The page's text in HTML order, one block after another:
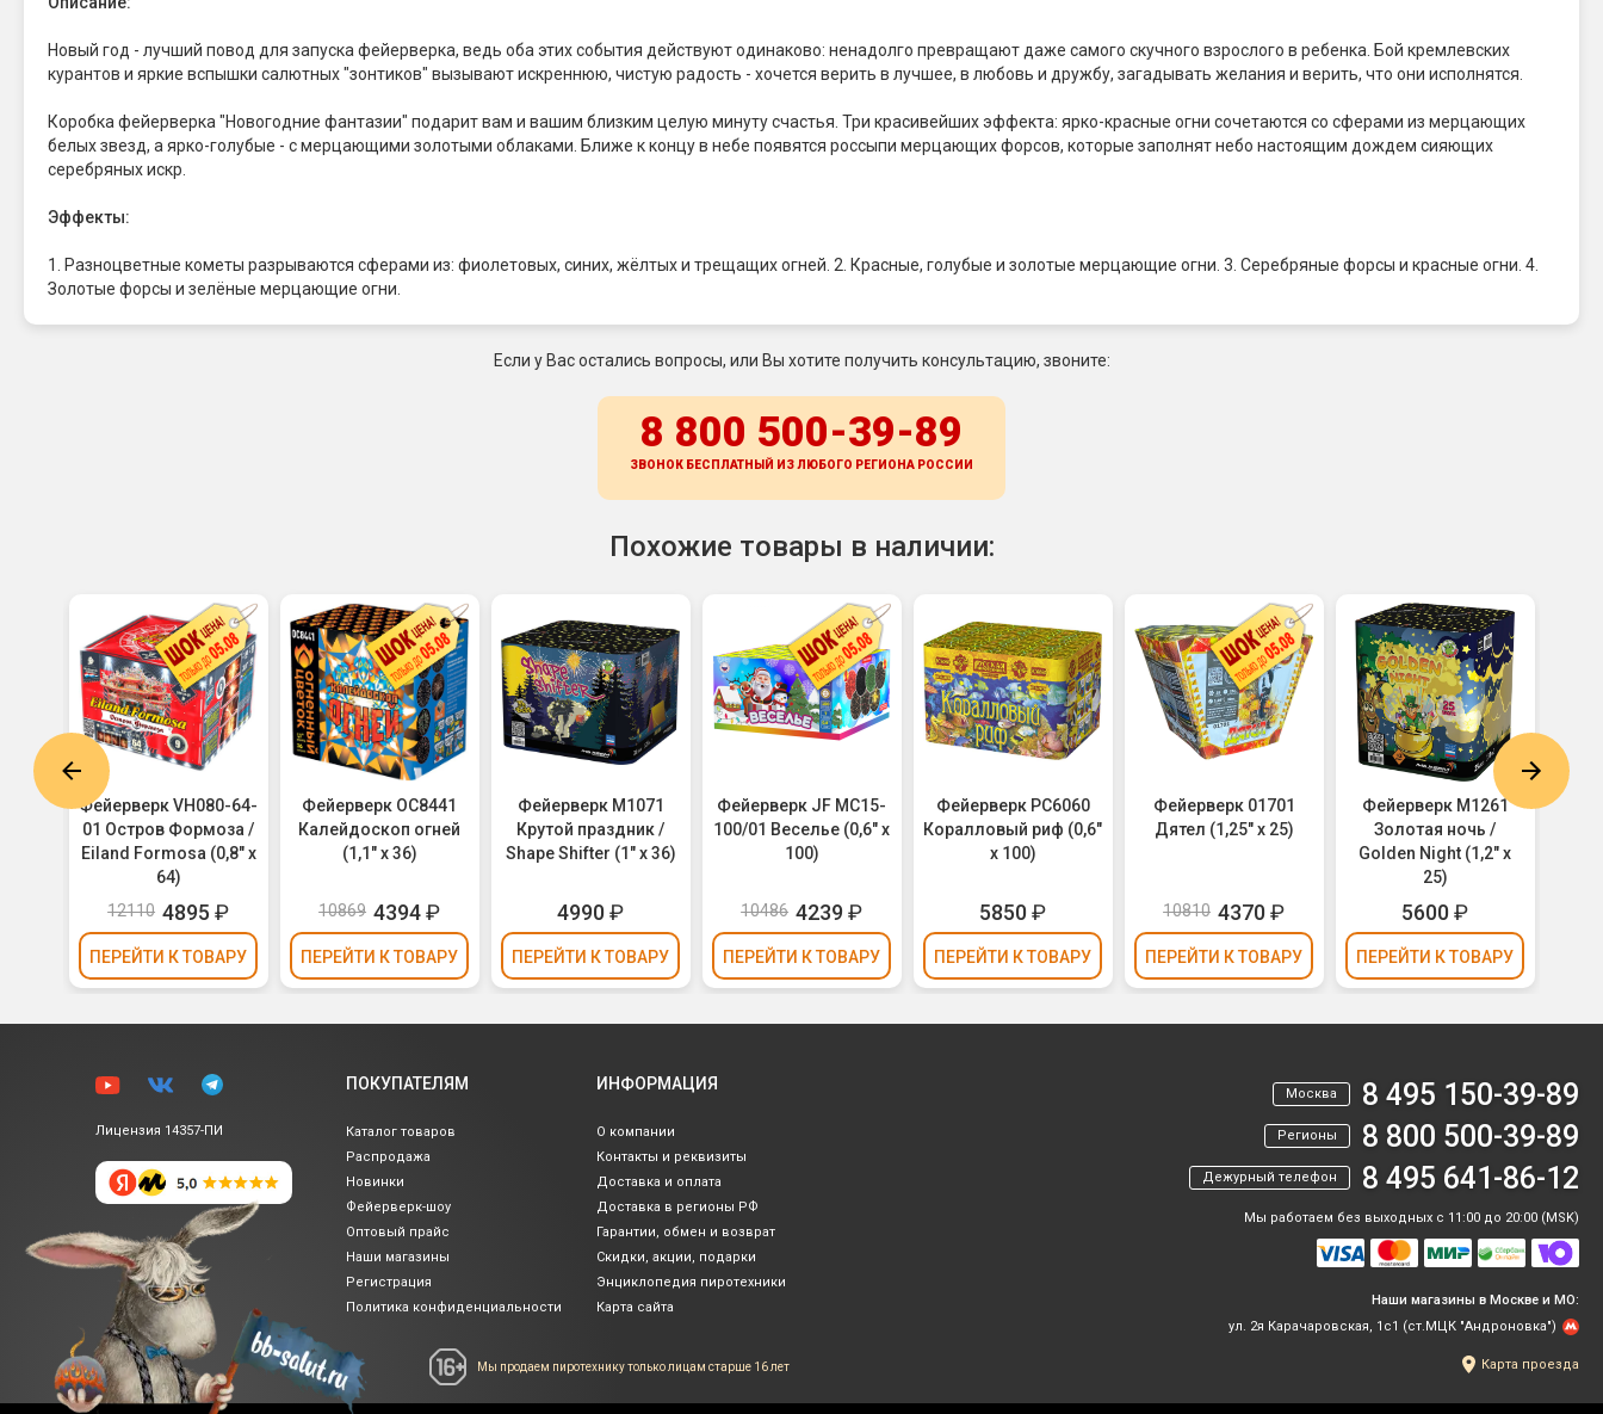
Новый год - лучший повод для запуска фейерверка, ведь оба этих события действуют одинаково: ненадолго превращают даже самого скучного взрослого в ребенка. Бой кремлевских
курантов и яркие вспышки салютных "зонтиков" вызывают искреннюю, чистую радость - хочется верить в лучшее, в любовь и дружбу, загадывать желания и верить, что они исполнятся.
Коробка фейерверка "Новогодние фантазии" подарит вам и вашим близким целую минуту счастья. Три красивейших эффекта: ярко-красные огни сочетаются со сферами из мерцающих
белых звезд, а ярко-голубые - с мерцающими золотыми облаками. Ближе к концу в небе появятся россыпи мерцающих форсов, которые заполнят небо настоящим дождем сияющих
серебряных искр.
Эффекты:
1. Разноцветные кометы разрываются сферами из: фиолетовых, синих, жёлтых и трещащих огней. 2. Красные, голубые и золотые мерцающие огни. 3. Серебряные форсы и красные огни. 4.
Золотые форсы и зелёные мерцающие огни.
Если у Вас остались вопросы, или Вы хотите получить консультацию, звоните:
8 800 500-39-89
ЗВОНОК БЕСПЛАТНЫЙ ИЗ ЛЮБОГО РЕГИОНА РОССИИ
Похожие товары в наличии:
Фейерверк VH080-64-
01 Остров Формоза /
Eiland Formosa (0,8" х
64)
12110 4895 ₽
ПЕРЕЙТИ К ТОВАРУ
Фейерверк ОС8441
Калейдоскоп огней
(1,1" х 36)
10869 4394₽
ПЕРЕЙТИ К ТОВАРУ
Фейерверк M1071
Крутой праздник /
Shape Shifter (1" х 36)
4990₽
ПЕРЕЙТИ К ТОВАРУ
Фейерверк JF MC15-
100/01 Веселье (0,6" х
100)
10486 4239₽
ПЕРЕЙТИ К ТОВАРУ
Фейерверк РС6060
Коралловый риф (0,6"
х 100)
5850₽
ПЕРЕЙТИ К ТОВАРУ
Фейерверк 01701
Дятел (1,25" х 25)
10810 4370₽
ПЕРЕЙТИ К ТОВАРУ
Фейерверк M1261
Золотая ночь /
Golden Night (1,2" х
25)
5600₽
ПЕРЕЙТИ К ТОВАРУ
Лицензия 14357-ПИ
ПОКУПАТЕЛЯМ
Каталог товаров
Распродажа
Новинки
Фейерверк-шоу
Оптовый прайс
Наши магазины
Регистрация
Политика конфиденциальности
ИНФОРМАЦИЯ
О компании
Контакты и реквизиты
Доставка и оплата
Доставка в регионы РФ
Гарантии, обмен и возврат
Скидки, акции, подарки
Энциклопедия пиротехники
Карта сайта
Мы продаем пиротехнику только лицам старше 16 лет
Москва 8 495 150-39-89
Регионы 8 800 500-39-89
Дежурный телефон 8 495 641-86-12
Мы работаем без выходных с 11:00 до 20:00 (MSK)
Наши магазины в Москве и МО:
ул. 2я Карачаровская, 1с1 (ст.МЦК "Андроновка")
Карта проезда